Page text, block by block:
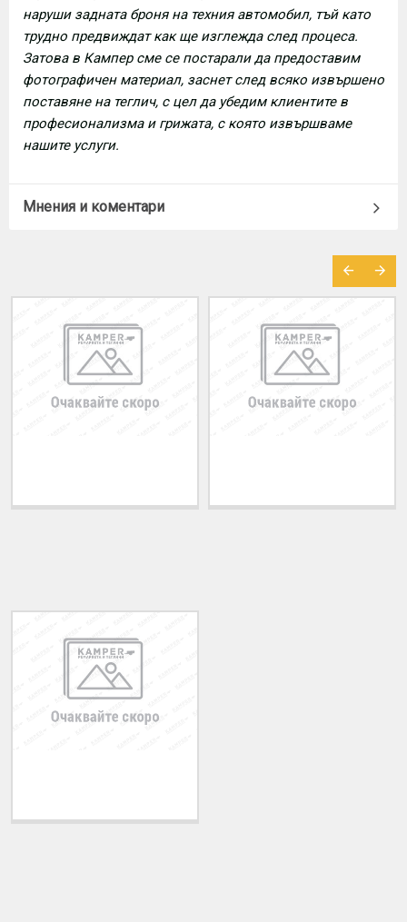
наруши задната броня на техния автомобил, тъй като
трудно предвиждат как ще изглежда след процеса.
Затова в Кампер сме се постарали да предоставим
фотографичен материал, заснет след всяко извършено
поставяне на теглич, с цел да убедим клиентите в
професионализма и грижата, с която извършваме
нашите услуги.
Мнения и коментари